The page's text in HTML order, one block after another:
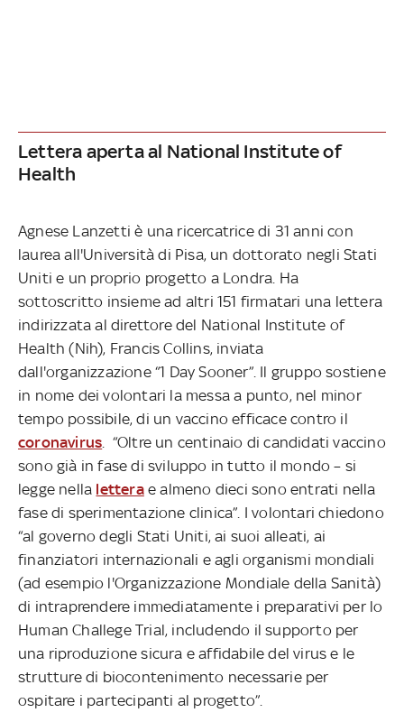
Lettera aperta al National Institute of
Health
Agnese Lanzetti è una ricercatrice di 31 anni con
laurea all'Università di Pisa, un dottorato negli Stati
Uniti e un proprio progetto a Londra. Ha
sottoscritto insieme ad altri 151 firmatari una lettera
indirizzata al direttore del National Institute of
Health (Nih), Francis Collins, inviata
dall'organizzazione “1 Day Sooner”. Il gruppo sostiene
in nome dei volontari la messa a punto, nel minor
tempo possibile, di un vaccino efficace contro il
coronavirus . “Oltre un centinaio di candidati vaccino
sono già in fase di sviluppo in tutto il mondo – si
legge nella letterae almeno dieci sono entrati nella
fase di sperimentazione clinica”. I volontari chiedono
“al governo degli Stati Uniti, ai suoi alleati, ai
finanziatori internazionali e agli organismi mondiali
(ad esempio l'Organizzazione Mondiale della Sanità)
di intraprendere immediatamente i preparativi per lo
Human Challege Trial, includendo il supporto per
una riproduzione sicura e affidabile del virus e le
strutture di biocontenimento necessarie per
ospitare i partecipanti al progetto”.